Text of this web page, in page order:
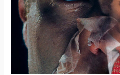
Reel
Fish
s’associent